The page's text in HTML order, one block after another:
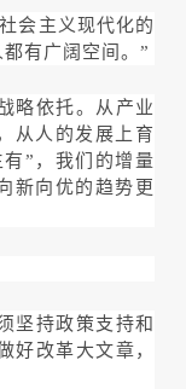
会主义现代化的
有广阔空间。”
略依托。从产业
从人的发展上育
”，我们的增量
新向优的趋势更
坚持政策支持和
好改革大文章，